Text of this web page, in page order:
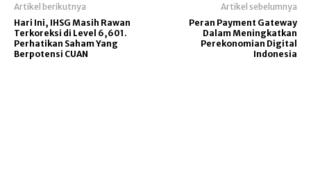
Artikel berikutnya
Hari Ini, IHSG Masih Rawan
Terkoreksi di Level 6,601.
Perhatikan Saham Yang
Berpotensi CUAN
Artikel sebelumnya
Peran Payment Gateway
Dalam Meningkatkan
Perekonomian Digital
Indonesia